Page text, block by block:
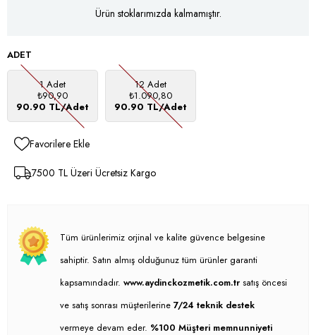
Ürün stoklarımızda kalmamıştır.
ADET
1 Adet
₺90,90
90.90 TL/Adet
12 Adet
₺1.090,80
90.90 TL/Adet
Favorilere Ekle
7500 TL Üzeri Ücretsiz Kargo
Tüm ürünlerimiz orjinal ve kalite güvence belgesine
sahiptir. Satın almış olduğunuz tüm ürünler garanti
kapsamındadır. www.aydinckozmetik.com.tr satış öncesi
ve satış sonrası müşterilerine 7/24 teknik destek
vermeye devam eder. %100 Müşteri memnunniyeti